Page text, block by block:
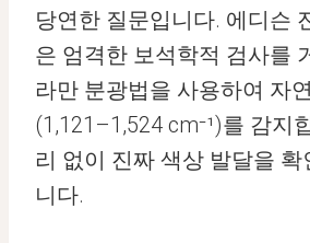
당연한 질문입니다. 에디슨
은 엄격한 보석학적 검사를
라만 분광법을 사용하여 자
(1,121–1,524 cm⁻¹)를 감지
리 없이 진짜 색상 발달을 확
니다.